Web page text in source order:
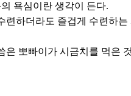
욕심이란 생각이 든다.
련하더라도 즐겁게 수련하는
뽀빠이가 시금치를 먹은